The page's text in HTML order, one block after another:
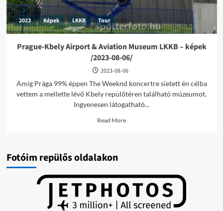
2023 Képek LKKB Tour
Prague-Kbely Airport & Aviation Museum LKKB – képek
/2023-08-06/
2023-08-06
Amíg Prága 99% éppen The Weeknd koncertre sietett én célba
vettem a mellette lévő Kbely repülőtéren található múzeumot.
Ingyenesen látogatható...
Read MoreRead
Aviation
Museum
LKKB
–
Fotóim repülős oldalakon